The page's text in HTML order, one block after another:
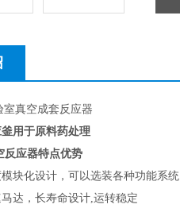
真空成套反应器
用于原料药处理
反应器特点优势
块化设计，可以选装各种功能系统
达，长寿命设计,运转稳定